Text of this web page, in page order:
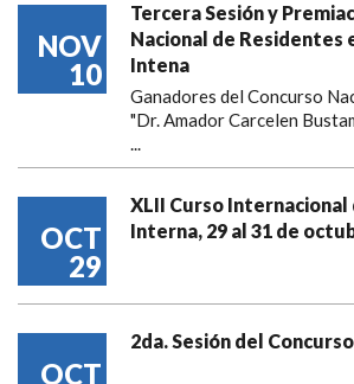
NOV
10
Tercera Sesión y
Nacional de Residentes
Intena
Ganadores del Concurso
"Dr. Amador Carcelen
...
OCT
29
XLII Curso Internacional
Interna, 29 al 31 de
OCT
2da. Sesión del